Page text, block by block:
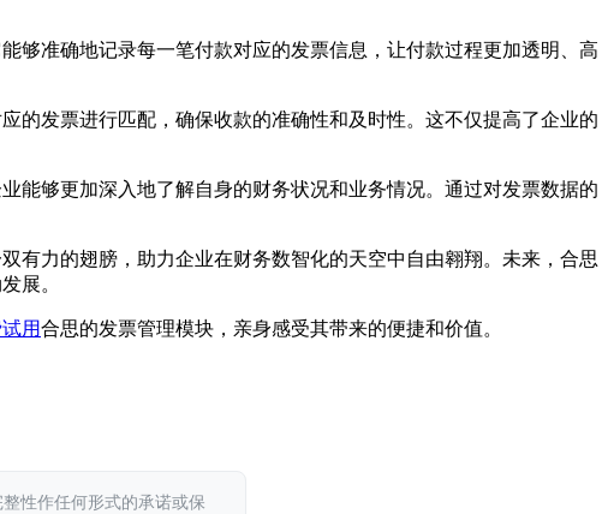
够准确地记录每一笔付款对应的发票信息，让付款过程更加透明、高
的发票进行匹配，确保收款的准确性和及时性。这不仅提高了企业的
能够更加深入地了解自身的财务状况和业务情况。通过对发票数据的
有力的翅膀，助力企业在财务数智化的天空中自由翱翔。未来，合思
展。
用合思的发票管理模块，亲身感受其带来的便捷和价值。
性作任何形式的承诺或保